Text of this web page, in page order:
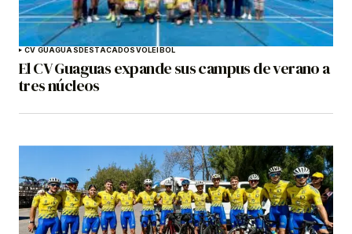
CV GUAGUAS DESTACADOSVOLEIBOL
El CV Guaguas expande sus campus de verano a
tres núcleos